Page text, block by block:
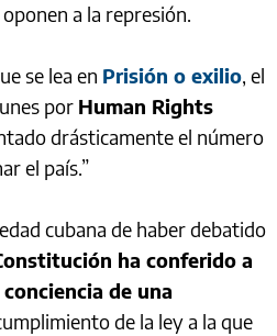
a la represión.
se lea en Prisión o exilio, el
por Human Rights
drásticamente el número
el país.”
cubana de haber debatido
ha conferido a
de una
de la ley a la que